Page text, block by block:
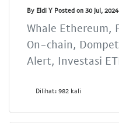
By Eldi Y Posted on 30 Jul, 2024
Whale Ethereum,
On-chain,
Alert, Investasi
Dilihat: 982 kali